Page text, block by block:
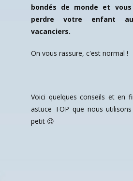
bondés de monde et
perdre votre enfant
vacanciers.
On vous rassure, c'est normal !
Voici quelques conseils et en
astuce TOP que nous
petit 😉